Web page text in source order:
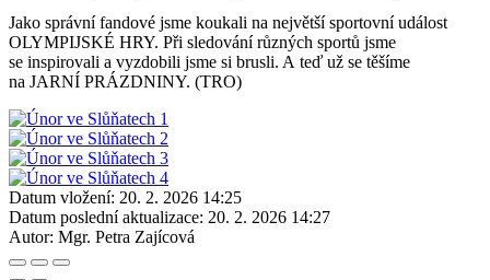
Jako správní fandové jsme koukali na největší sportovní událost
OLYMPIJSKÉ HRY. Při sledování různých sportů jsme
se inspirovali a vyzdobili jsme si brusli. A teď už se těšíme
na JARNÍ PRÁZDNINY. (TRO)
Datum vložení: 20. 2. 2026 14:25
Datum poslední aktualizace: 20. 2. 2026 14:27
Autor: Mgr. Petra Zajícová